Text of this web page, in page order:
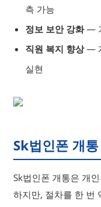
측 가능
정보 보안 강화—
직원 복지 향상—
실현
Sk법인폰 개
Sk법인폰 개통은 개
하지만, 절차를 한 번